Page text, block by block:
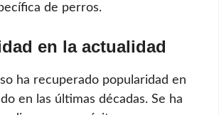
de perros.
en la actualidad
ha recuperado popularidad en
en las últimas décadas. Se ha